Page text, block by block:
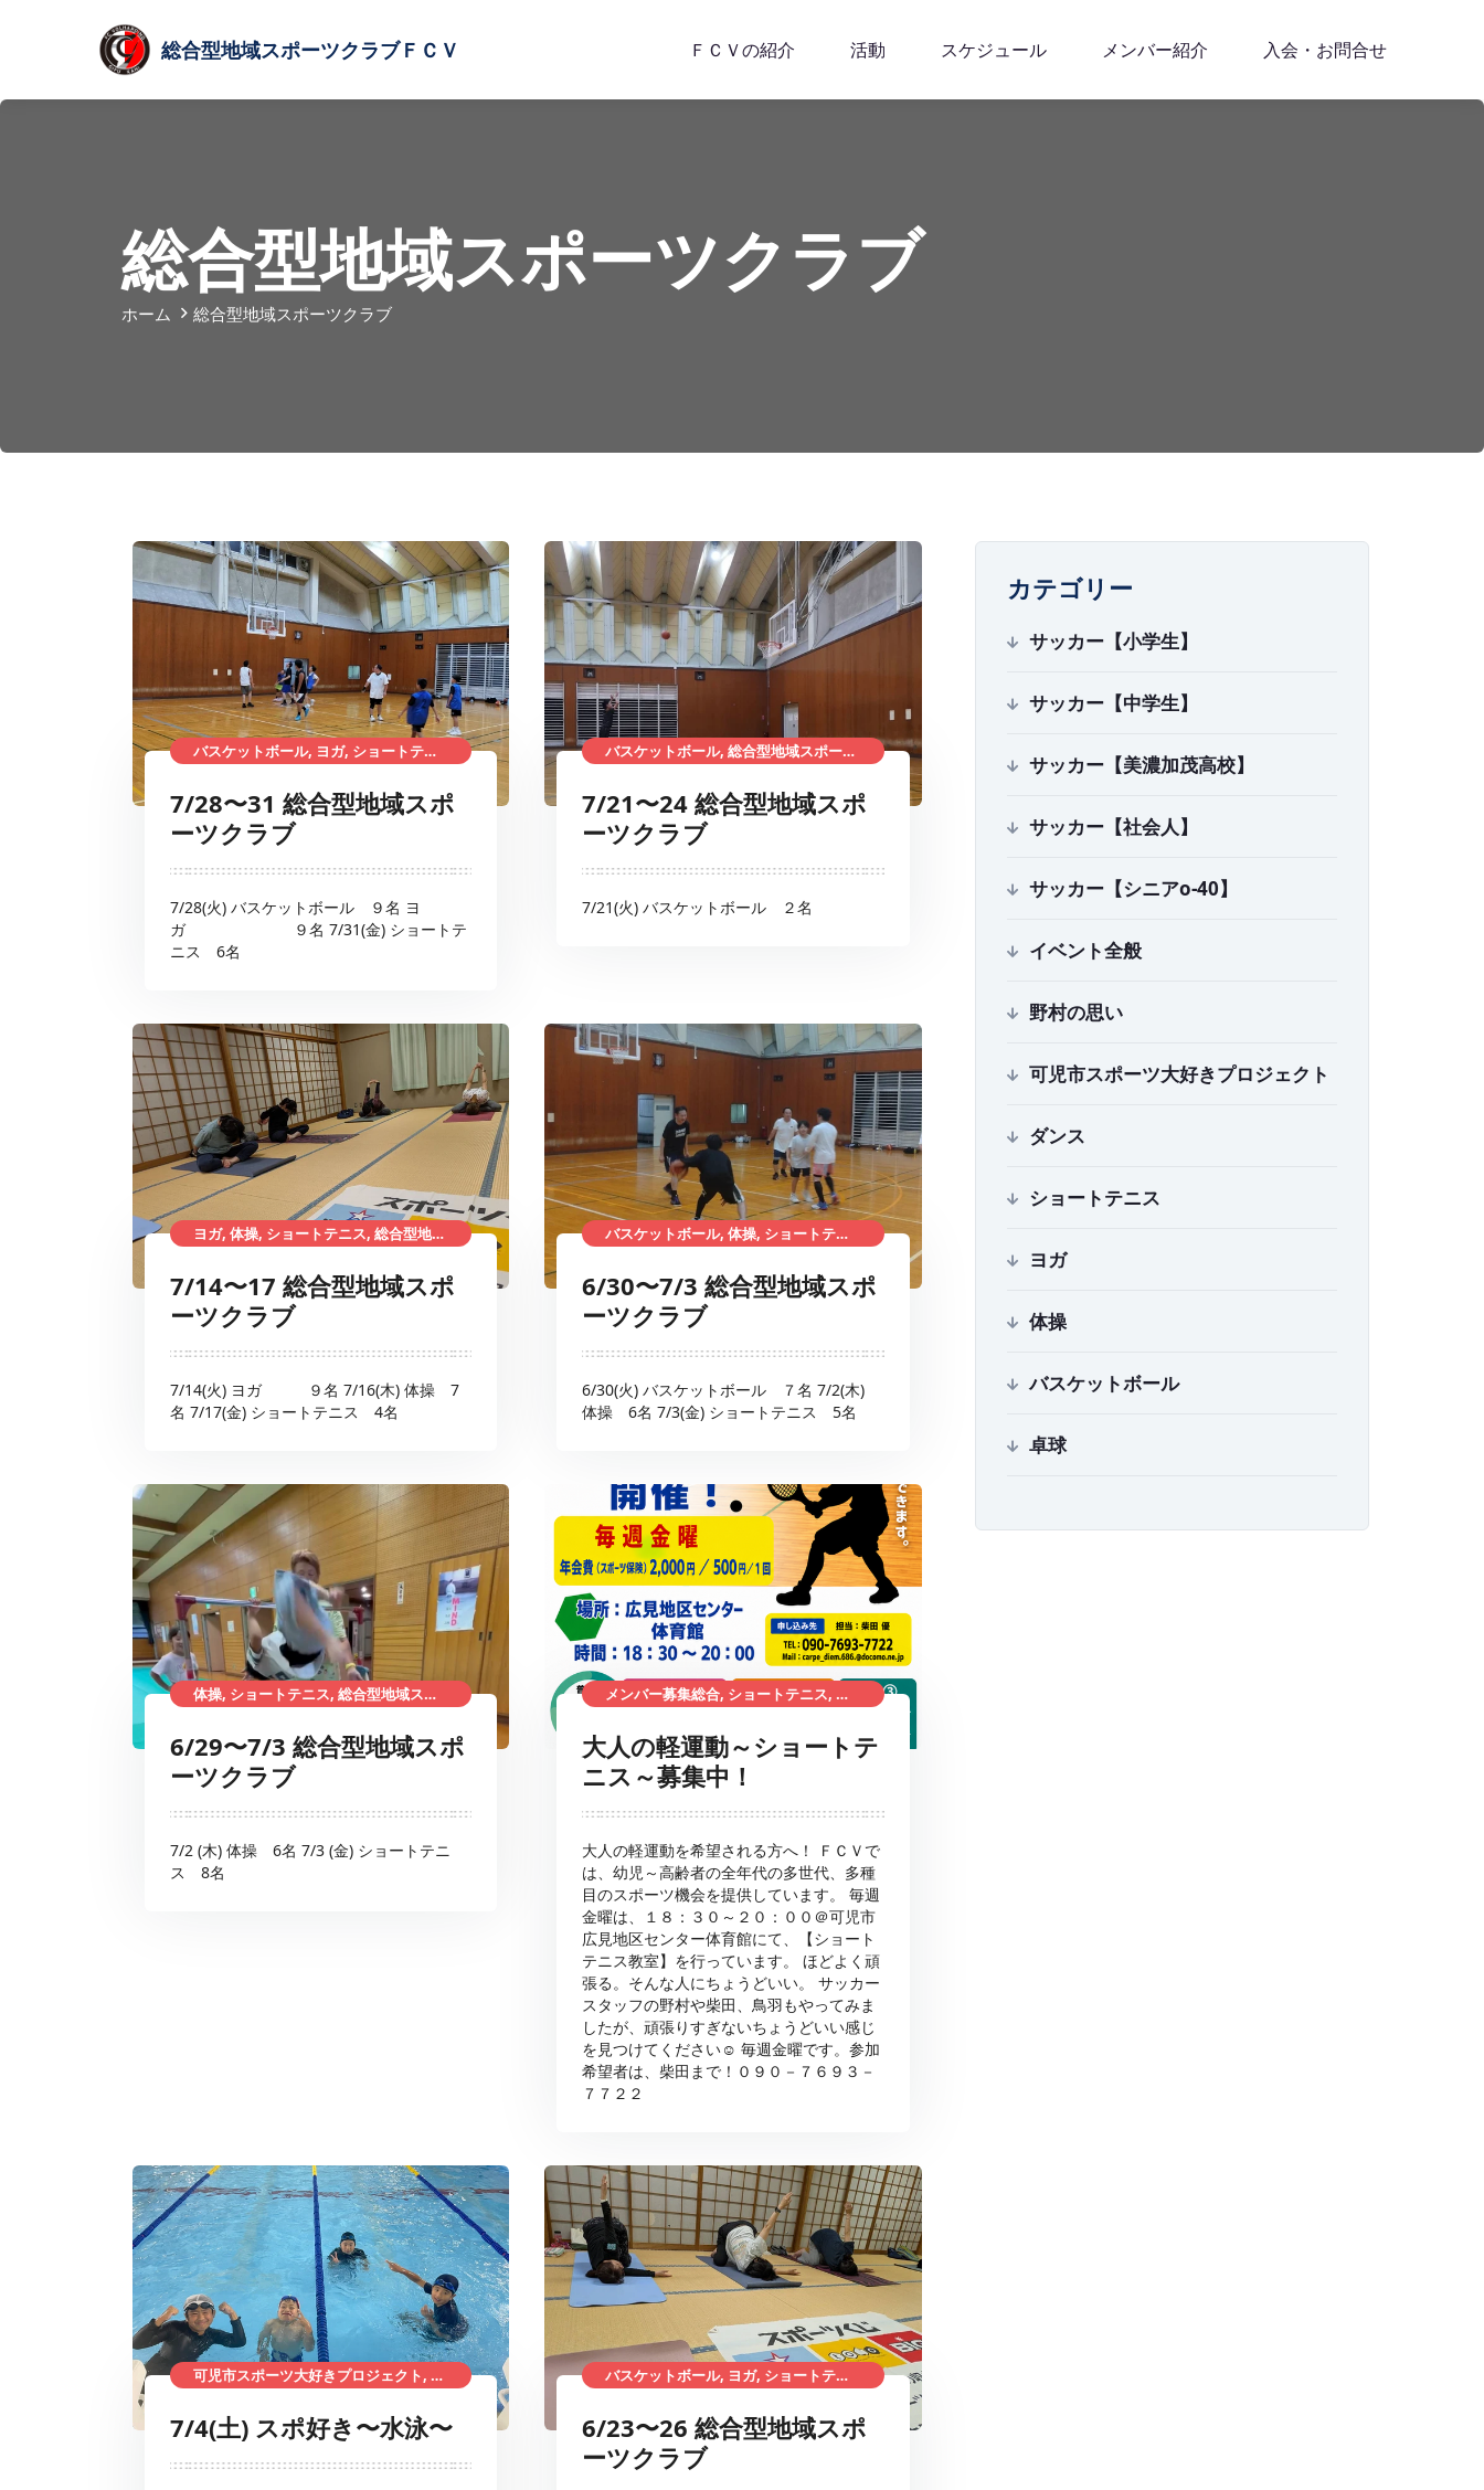
総合型地域スポーツクラブＦＣＶ ＦＣＶの紹介 活動 スケジュール メンバー紹介 入会・お問合せ
総合型地域スポーツクラブ
ホーム 総合型地域スポーツクラブ
バスケットボール, ヨガ, ショートテニス, ショートテニスメンバー募集, 総合型地域スポーツクラブ
7/28〜31 総合型地域スポ
ーツクラブ
7/28(火) バスケットボール ９名 ヨ
ガ ９名 7/31(金) ショートテ
ニス 6名
バスケットボール, 総合型地域スポーツクラブ
7/21〜24 総合型地域スポ
ーツクラブ
7/21(火) バスケットボール ２名
ヨガ, 体操, ショートテニス, 総合型地域スポーツクラブ
7/14〜17 総合型地域スポ
ーツクラブ
7/14(火) ヨガ ９名 7/16(木) 体操 7
名 7/17(金) ショートテニス 4名
バスケットボール, 体操, ショートテニス, 総合型地域スポーツクラブ
6/30〜7/3 総合型地域スポ
ーツクラブ
6/30(火) バスケットボール ７名 7/2(木)
体操 6名 7/3(金) ショートテニス 5名
体操, ショートテニス, 総合型地域スポーツクラブ
6/29〜7/3 総合型地域スポ
ーツクラブ
7/2 (木) 体操 6名 7/3 (金) ショートテニ
ス 8名
メンバー募集総合, ショートテニス, ショートテニスメンバー募集, 総合型地域スポーツクラブ
大人の軽運動～ショートテ
ニス～募集中！
大人の軽運動を希望される方へ！ ＦＣＶで
は、幼児～高齢者の全年代の多世代、多種
目のスポーツ機会を提供しています。 毎週
金曜は、１８：３０～２０：００＠可児市
広見地区センター体育館にて、【ショート
テニス教室】を行っています。 ほどよく頑
張る。そんな人にちょうどいい。 サッカー
スタッフの野村や柴田、鳥羽もやってみま
したが、頑張りすぎないちょうどいい感じ
を見つけてください☺ 毎週金曜です。参加
希望者は、柴田まで！０９０－７６９３－
７７２２
可児市スポーツ大好きプロジェクト, 総合型地域スポーツクラブ
7/4(土) スポ好き〜水泳〜
バスケットボール, ヨガ, ショートテニス, 総合型地域スポーツクラブ
6/23〜26 総合型地域スポ
ーツクラブ
カテゴリー
サッカー【小学生】
サッカー【中学生】
サッカー【美濃加茂高校】
サッカー【社会人】
サッカー【シニアo-40】
イベント全般
野村の思い
可児市スポーツ大好きプロジェクト
ダンス
ショートテニス
ヨガ
体操
バスケットボール
卓球